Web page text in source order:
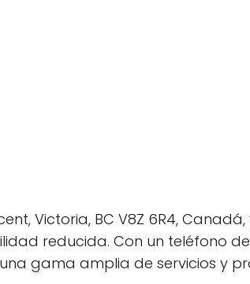
Victoria, BC V8Z 6R4,
reducida. Con un teléfono de
gama amplia de servicios y